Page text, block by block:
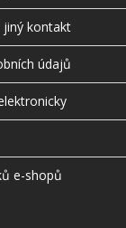
jiný kontakt
údajů
e-shopů